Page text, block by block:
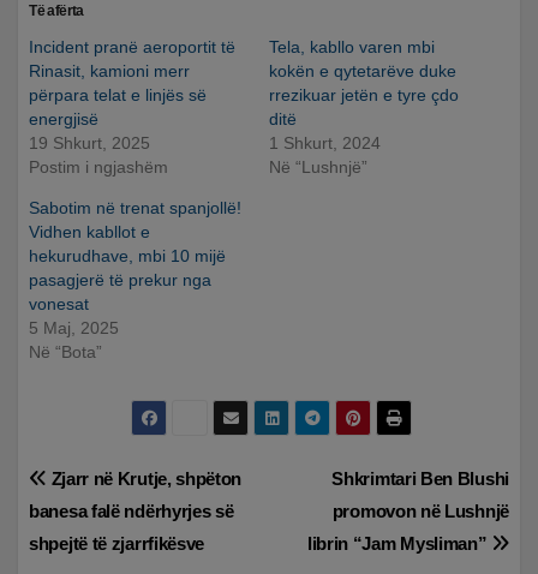
Të afërta
Incident pranë aeroportit të
Rinasit, kamioni merr
përpara telat e linjës së
energjisë
19 Shkurt, 2025
Postim i ngjashëm
Tela, kabllo varen mbi
kokën e qytetarëve duke
rrezikuar jetën e tyre çdo
ditë
1 Shkurt, 2024
Në “Lushnjë”
Sabotim në trenat spanjollë!
Vidhen kabllot e
hekurudhave, mbi 10 mijë
pasagjerë të prekur nga
vonesat
5 Maj, 2025
Në “Bota”
Lëvizje
te
Shkrimtari Ben Blushi
promovon në Lushnjë
librin “Jam Mysliman”
Zjarr në Krutje, shpëton
banesa falë ndërhyrjes së
shpejtë të zjarrfikësve